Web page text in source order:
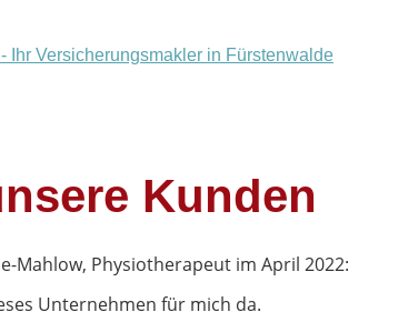
Kunden
Mahlow, Physiotherapeut im April 2022:
Unternehmen für mich da.